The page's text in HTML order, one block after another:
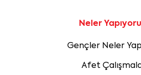
Neler
Gençler Neler
Afet